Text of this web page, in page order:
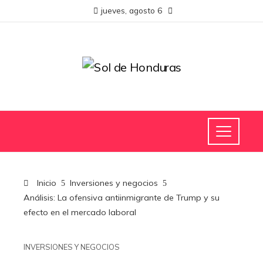
jueves, agosto 6
Inicio
Inversiones y negocios
Análisis: La ofensiva antiinmigrante de Trump y su
efecto en el mercado laboral
INVERSIONES Y NEGOCIOS